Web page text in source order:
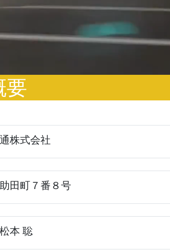
要
株式会社
田町７番８号
本 聡